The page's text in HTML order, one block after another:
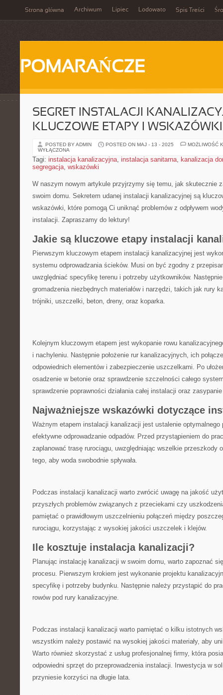
Strona główna Archiwum Lipiec Lodowato Spis Treści
POMARAŃCZE
SEGRET INSTALACJI
KLUCZOWE ETAPY I WSKAZÓWKI
POSTED BY ADMIN POSTED ON MAJ - 13 - 2025
MOŻLIWOŚĆ
WYŁĄCZONA
Tagi: instalacja kanalizacyjna, instalacja sanitarna, kanalizacja
segregacja, wskazówki
W‌ naszym ⁤nowym ⁢artykule przyjrzymy się temu, ​jak skutecznie
swoim domu. Sekretem‌ udanej instalacji ⁣kanalizacyjnej są
wskazówki, które ⁤pomogą⁢ Ci uniknąć problemów z odpływem⁢
instalacji. Zapraszamy do lektury!
Jakie są ​kluczowe etapy instalacji
Pierwszym kluczowym etapem‌ instalacji kanalizacyjnej jest
systemu odprowadzania​ ścieków.⁢ Musi on być ⁤zgodny z
uwzględniać specyfikę terenu i potrzeby użytkowników.
gromadzenia​ niezbędnych materiałów ⁤i narzędzi,⁤ takich ⁢jak rury
trójniki, ‍uszczelki, beton,​ dreny, oraz koparka.
Kolejnym kluczowym etapem jest wykopanie rowu
i nachyleniu.​ Następnie położenie ⁤rur kanalizacyjnych, ⁤ich
odpowiednich elementów i zabezpieczenie uszczelkami. Po
osadzenie w betonie oraz sprawdzenie szczelności całego
sprawdzenie poprawności działania całej ⁢instalacji oraz
Najważniejsze wskazówki dotyczące
Ważnym⁤ etapem instalacji kanalizacji ‍jest ustalenie optymalnego
efektywne odprowadzanie​ odpadów. Przed przystąpieniem do
zaplanować trasę rurociągu, uwzględniając ⁢wszelkie przeszkody
tego, ​aby woda swobodnie‍ spływała.
Podczas instalacji kanalizacji warto zwrócić uwagę⁤ na jakość
przyszłych​ problemów związanych z przeciekami czy
pamiętać ⁣o prawidłowym uszczelnieniu połączeń między
rurociągu, korzystając z wysokiej jakości uszczelek i klejów.
Ile kosztuje instalacja kanalizacji?
Planując instalację kanalizacji⁢ w swoim⁢ domu, warto zapoznać
procesu. Pierwszym krokiem jest wykonanie⁢ projektu
specyfikę i potrzeby budynku.‌ Następnie należy przystąpić do
rowów⁤ pod rury ‌kanalizacyjne.
Podczas instalacji kanalizacji warto pamiętać‌ o​ kilku istotnych
wszystkim⁣ należy‍ postawić na wysokiej jakości materiały, aby
Warto‌ również skorzystać⁢ z usług profesjonalnej firmy, która
odpowiedni sprzęt do ⁢przeprowadzenia instalacji. Inwestycja w
przyniesie korzyści ​na długie ‍lata.